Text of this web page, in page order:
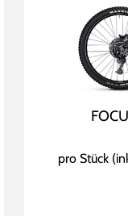
pro Stück